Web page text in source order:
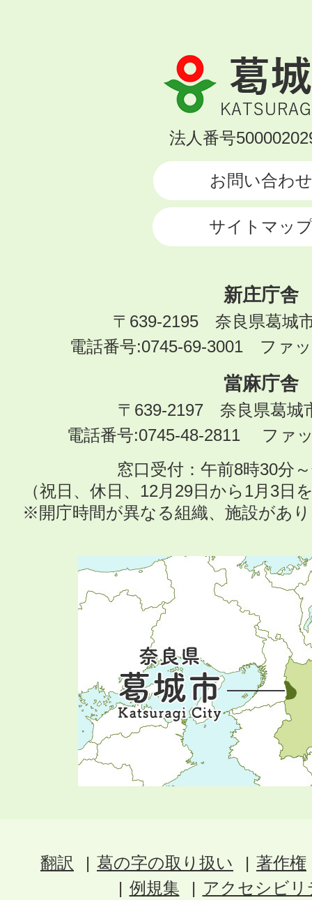
葛
城
市
KATSURAGI
法人番号
お問い合わせ
サイトマッ
新庄庁舎
〒639-2195 奈良県葛城
電話番号:0745-69-3001 ファ
當麻庁舎
〒639-2197 奈良県葛城
電話番号:0745-48-2811 ファ
窓口受付：午前8時30分
（祝日、休日、12月29日から1月3日
※開庁時間が異なる組織、施設があ
翻訳 葛の字の取り扱い
著作権
例規集
アクセシビ